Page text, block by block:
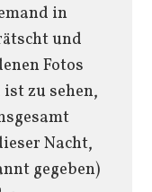
in
und
Fotos
zu sehen,
Nacht,
gegeben)